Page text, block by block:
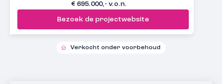
€ 695.000,- v.o.n.
Bezoek de projectwebsite
Verkocht onder voorbehoud